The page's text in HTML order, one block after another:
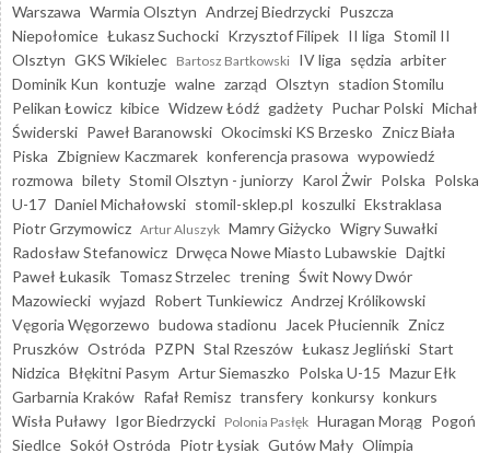
Warszawa Warmia Olsztyn Andrzej Biedrzycki Puszcza
Niepołomice Łukasz Suchocki Krzysztof Filipek II liga Stomil II
Olsztyn GKS Wikielec Bartosz Bartkowski IV liga sędzia arbiter
Dominik Kun kontuzje walne zarząd Olsztyn stadion Stomilu
Pelikan Łowicz kibice Widzew Łódź gadżety Puchar Polski Michał
Świderski Paweł Baranowski Okocimski KS Brzesko Znicz Biała
Piska Zbigniew Kaczmarek konferencja prasowa wypowiedź
rozmowa bilety Stomil Olsztyn - juniorzy Karol Żwir Polska Polska
U-17 Daniel Michałowski stomil-sklep.pl koszulki Ekstraklasa
Piotr Grzymowicz Artur Aluszyk Mamry Giżycko Wigry Suwałki
Radosław Stefanowicz Drwęca Nowe Miasto Lubawskie Dajtki
Paweł Łukasik Tomasz Strzelec trening Świt Nowy Dwór
Mazowiecki wyjazd Robert Tunkiewicz Andrzej Królikowski
Vęgoria Węgorzewo budowa stadionu Jacek Płuciennik Znicz
Pruszków Ostróda PZPN Stal Rzeszów Łukasz Jegliński Start
Nidzica Błękitni Pasym Artur Siemaszko Polska U-15 Mazur Ełk
Garbarnia Kraków Rafał Remisz transfery konkursy konkurs
Wisła Puławy Igor Biedrzycki Polonia Pasłęk Huragan Morąg Pogoń
Siedlce Sokół Ostróda Piotr Łysiak Gutów Mały Olimpia